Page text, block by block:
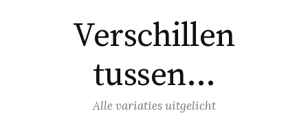
Verschillen
tussen…
Alle variaties uitgelicht